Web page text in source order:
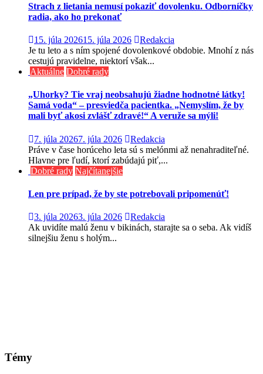
Strach z lietania nemusí pokaziť dovolenku. Odborníčky
radia, ako ho prekonať
15. júla 202615. júla 2026
Redakcia
Je tu leto a s ním spojené dovolenkové obdobie. Mnohí z nás
cestujú pravidelne, niektorí však...
Aktuálne Dobré rady
„Uhorky? Tie vraj neobsahujú žiadne hodnotné látky!
Samá voda“ – presviedča pacientka. „Nemyslím, že by
mali byť akosi zvlášť zdravé!“ A veruže sa mýli!
7. júla 20267. júla 2026
Redakcia
Práve v čase horúceho leta sú s melónmi až nenahraditeľné.
Hlavne pre ľudí, ktorí zabúdajú piť,...
Dobré rady Najčítanejšie
Len pre prípad, že by ste potrebovali pripomenúť!
3. júla 20263. júla 2026
Redakcia
Ak uvidíte malú ženu v bikinách, starajte sa o seba. Ak vidíš
silnejšiu ženu s holým...
Témy